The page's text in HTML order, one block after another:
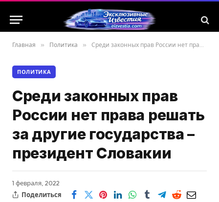
Главная » Политика » Среди законных прав России нет права решать за другие государства – президент Словакии
ПОЛИТИКА
Среди законных прав
России нет права решать
за другие государства –
президент Словакии
1 февраля, 2022
Поделиться